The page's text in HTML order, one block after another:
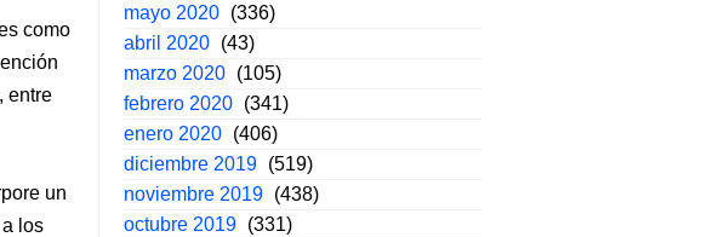
como
entre
un
los
mayo 2020 (336)
abril 2020 (43)
marzo 2020 (105)
febrero 2020 (341)
enero 2020 (406)
diciembre 2019 (519)
noviembre 2019 (438)
octubre 2019 (331)